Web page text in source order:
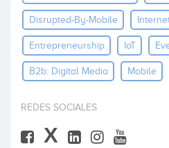
Disrupted-By-Mobile
Entrepreneurship IoT
B2b: Digital Media Mobile
REDES SOCIALES
X